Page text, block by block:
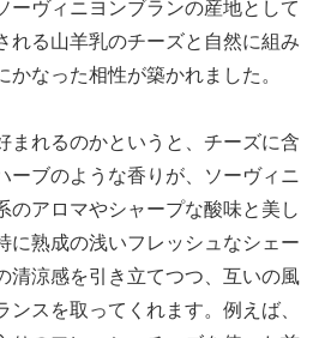
ーヴィニヨンブランの産地として
れる山羊乳のチーズと自然に組み
なった相性が築かれました。
まれるのかというと、チーズに含
ーブのような香りが、ソーヴィニ
のアロマやシャープな酸味と美し
に熟成の浅いフレッシュなシェー
清涼感を引き立てつつ、互いの風
スを取ってくれます。例えば、